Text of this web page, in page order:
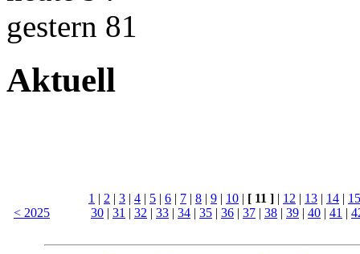
gestern 81
Aktuell
< 2025
1 | 2 | 3 | 4 | 5 | 6 | 7 | 8 | 9 | 10 | [ 11 ] | 12 | 13 | 14 | 15
30 | 31 | 32 | 33 | 34 | 35 | 36 | 37 | 38 | 39 | 40 | 41 |